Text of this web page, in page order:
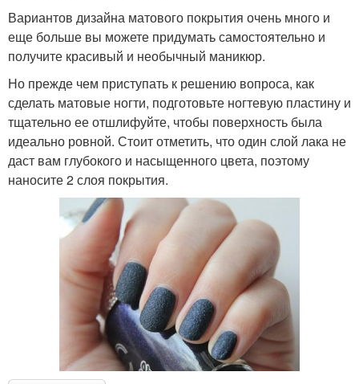
Вариантов дизайна матового покрытия очень много и
еще больше вы можете придумать самостоятельно и
получите красивый и необычный маникюр.
Но прежде чем приступать к решению вопроса, как
сделать матовые ногти, подготовьте ногтевую пластину и
тщательно ее отшлифуйте, чтобы поверхность была
идеально ровной. Стоит отметить, что один слой лака не
даст вам глубокого и насыщенного цвета, поэтому
наносите 2 слоя покрытия.